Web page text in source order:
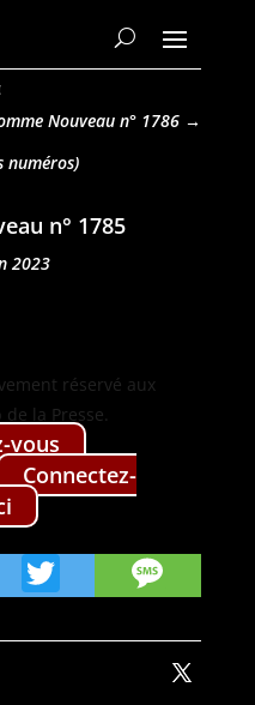
Nouveau n° 1786 →
n° 1785
2023
réservé aux
la Presse.
vous
Con­nectez-
Twitter